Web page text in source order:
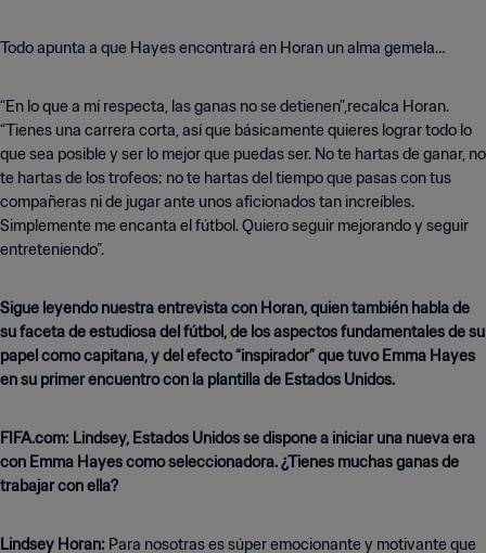
Todo apunta a que Hayes encontrará en Horan un alma gemela…
“En lo que a mí respecta, las ganas no se detienen”,recalca Horan.
“Tienes una carrera corta, así que básicamente quieres lograr todo lo
que sea posible y ser lo mejor que puedas ser. No te hartas de ganar, no
te hartas de los trofeos; no te hartas del tiempo que pasas con tus
compañeras ni de jugar ante unos aficionados tan increíbles.
Simplemente me encanta el fútbol. Quiero seguir mejorando y seguir
entreteniendo”.
Sigue leyendo nuestra entrevista con Horan, quien también habla de
su faceta de estudiosa del fútbol, de los aspectos fundamentales de su
papel como capitana, y del efecto “inspirador” que tuvo Emma Hayes
en su primer encuentro con la plantilla de Estados Unidos.
FIFA.com: Lindsey, Estados Unidos se dispone a iniciar una nueva era
con Emma Hayes como seleccionadora. ¿Tienes muchas ganas de
trabajar con ella?
Lindsey Horan: Para nosotras es súper emocionante y motivante que